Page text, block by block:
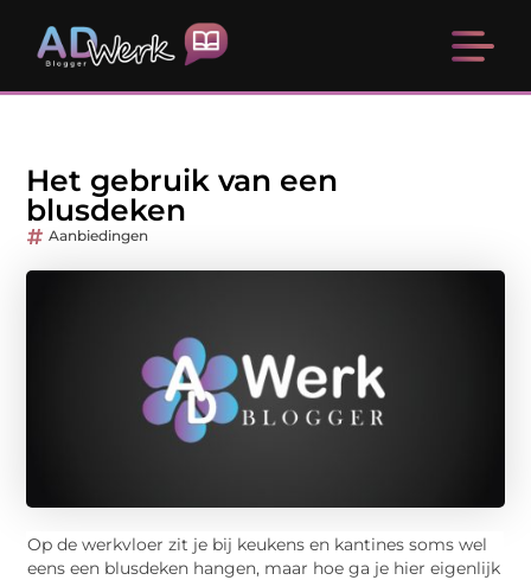
Het gebruik van een
blusdeken
Aanbiedingen
Op de werkvloer zit je bij keukens en kantines soms wel
eens een blusdeken hangen, maar hoe ga je hier eigenlijk